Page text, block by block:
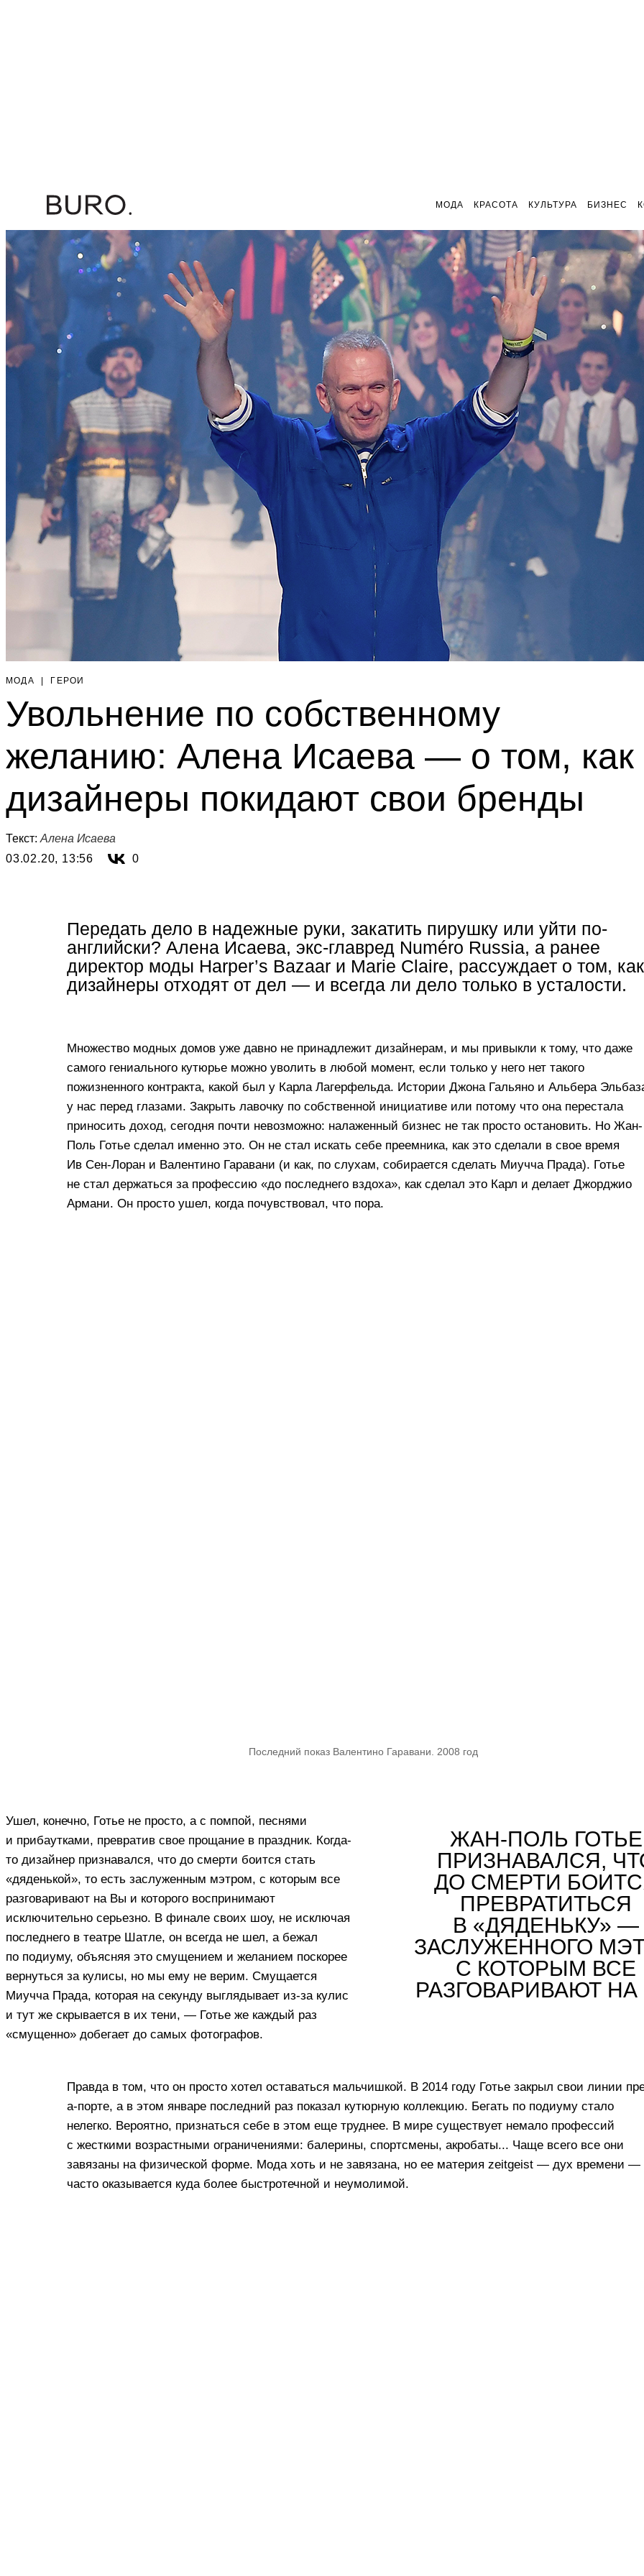
МОДА КРАСОТА КУЛЬТУРА БИЗНЕС
МОДА ГЕРОИ
Увольнение по собственному
желанию: Алена Исаева — о том, как
дизайнеры покидают свои бренды
Текст: Алена Исаева
03.02.20, 13:56
0
Передать дело в надежные руки, закатить пирушку или уйти по-
английски? Алена Исаева, экс-главред Numéro Russia, а ранее
директор моды Harper’s Bazaar и Marie Claire, рассуждает о том, как
дизайнеры отходят от дел — и всегда ли дело только в усталости.
Множество модных домов уже давно не принадлежит дизайнерам, и мы привыкли к тому, что даже
самого гениального кутюрье можно уволить в любой момент, если только у него нет такого
пожизненного контракта, какой был у Карла Лагерфельда. Истории Джона Гальяно и Альбера
у нас перед глазами. Закрыть лавочку по собственной инициативе или потому что она перестала
приносить доход, сегодня почти невозможно: налаженный бизнес не так просто остановить. Но Жан-
Поль Готье сделал именно это. Он не стал искать себе преемника, как это сделали в свое время
Ив Сен-Лоран и Валентино Гаравани (и как, по слухам, собирается сделать Миучча Прада). Готье
не стал держаться за профессию «до последнего вздоха», как сделал это Карл и делает Джорджио
Армани. Он просто ушел, когда почувствовал, что пора.
Последний показ Валентино Гаравани. 2008 год
Ушел, конечно, Готье не просто, а с помпой, песнями
и прибаутками, превратив свое прощание в праздник. Когда-
то дизайнер признавался, что до смерти боится стать
«дяденькой», то есть заслуженным мэтром, с которым все
разговаривают на Вы и которого воспринимают
исключительно серьезно. В финале своих шоу, не исключая
последнего в театре Шатле, он всегда не шел, а бежал
по подиуму, объясняя это смущением и желанием поскорее
вернуться за кулисы, но мы ему не верим. Смущается
Миучча Прада, которая на секунду выглядывает из-за кулис
и тут же скрывается в их тени, — Готье же каждый раз
«смущенно» добегает до самых фотографов.
ЖАН-ПОЛЬ ГОТЬЕ
ПРИЗНАВАЛСЯ,
ДО СМЕРТИ
ПРЕВРАТИТЬСЯ
В «ДЯДЕНЬКУ» —
ЗАСЛУЖЕННОГО
С КОТОРЫМ ВСЕ
РАЗГОВАРИВАЮТ
Правда в том, что он просто хотел оставаться мальчишкой. В 2014 году Готье закрыл свои линии
а-порте, а в этом январе последний раз показал кутюрную коллекцию. Бегать по подиуму стало
нелегко. Вероятно, признаться себе в этом еще труднее. В мире существует немало профессий
с жесткими возрастными ограничениями: балерины, спортсмены, акробаты... Чаще всего все они
завязаны на физической форме. Мода хоть и не завязана, но ее материя zeitgeist — дух времени —
часто оказывается куда более быстротечной и неумолимой.